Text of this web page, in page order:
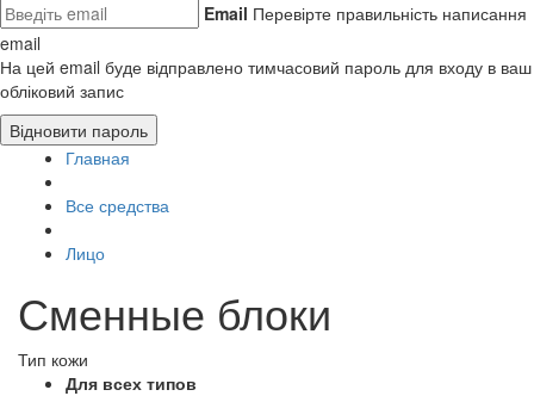
Email Перевірте правильність написання
email
На цей email буде відправлено тимчасовий пароль для входу в ваш
обліковий запис
Відновити пароль
Главная
Все средства
Лицо
Сменные блоки
Тип кожи
Для всех типов